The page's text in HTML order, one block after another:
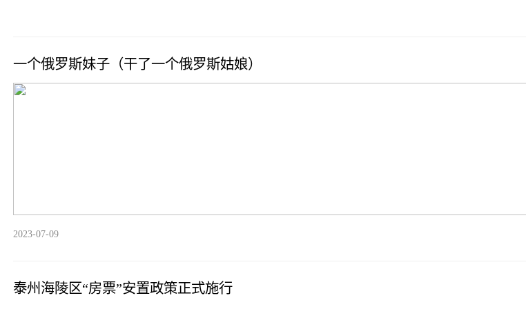
一个俄罗斯妹子（干了一个俄罗斯姑娘）
2023-07-09
泰州海陵区“房票”安置政策正式施行